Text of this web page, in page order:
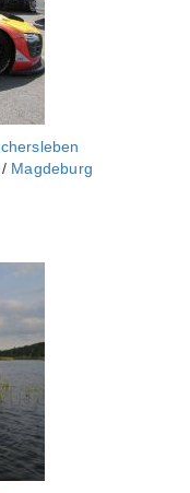
/ Magdeburg